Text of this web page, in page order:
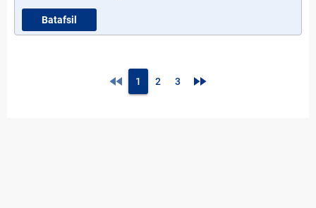
Batafsil
fast_rewind 1 2 3 fast_forward